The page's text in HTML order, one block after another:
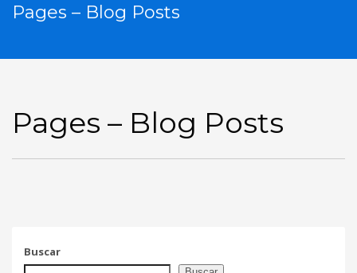
Pages – Blog Posts
Pages – Blog Posts
Buscar